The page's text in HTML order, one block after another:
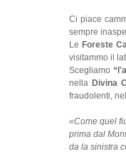
Ci piace
sempre
Le Foreste
visitammo il
Scegliamo
nella Divina
fraudolenti,
«Come quel
prima dal
da la sinistra